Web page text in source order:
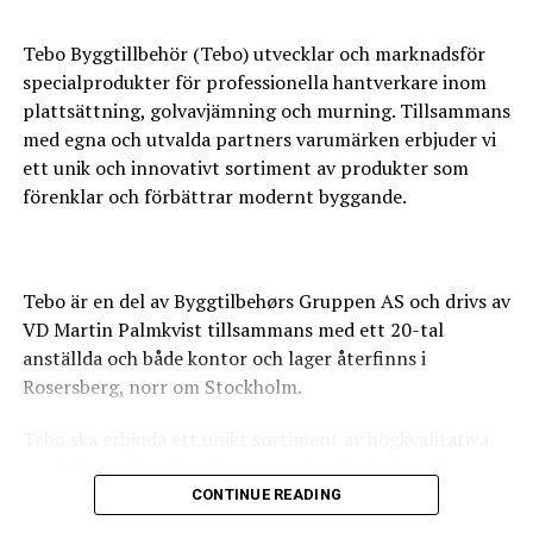
Kvaliteten på kakelplattor kan variera en del.
De billigaste kakel alternativen kan vara väl sköra och
porösa och tål då inte de påfrestningar som kan
uppkomma när badrummet används.
När det kommer till arbeten som vi inte själva utför,
tillexempel el eller VVS, så har vi några riktigt bra
Ni behöver alltså inte ha kontakt med flera olika företag
utan ni har bara en kontakt, oss.
https://nexabygg.se/
Tebo Byggtillbehör (Tebo) utvecklar och marknadsför
specialprodukter för professionella hantverkare inom
plattsättning, golvavjämning och murning. Tillsammans
med egna och utvalda partners varumärken erbjuder vi
ett unik och innovativt sortiment av produkter som
förenklar och förbättrar modernt byggande.
Tebo är en del av Byggtilbehørs Gruppen AS och drivs av
VD Martin Palmkvist tillsammans med ett 20-tal
anställda och både kontor och lager återfinns i
Rosersberg, norr om Stockholm.
industri. Sortimentet, tillsammans med en hög
CONTINUE READING